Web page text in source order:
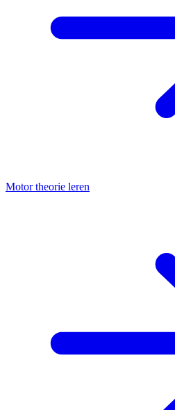
Motor theorie leren